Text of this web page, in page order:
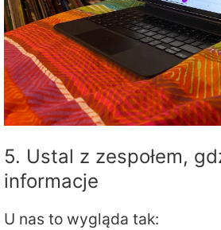
5. Ustal z zespołem,
informacje
U nas to wygląda tak: